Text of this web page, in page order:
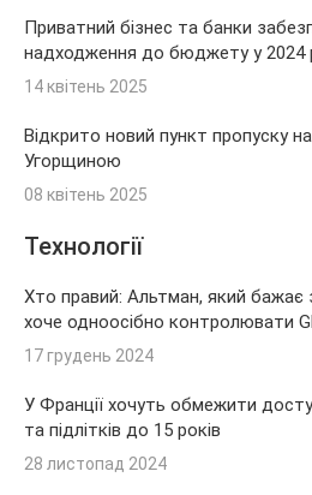
Приватний бізнес та банки
надходження до бюджету у 2024
14 квітень 2025
Відкрито новий пункт пропуску
Угорщиною
08 квітень 2025
Технології
Хто правий: Альтман, який бажає
хоче одноосібно контролювати
17 грудень 2024
У Франції хочуть обмежити
та підлітків до 15 років
28 листопад 2024